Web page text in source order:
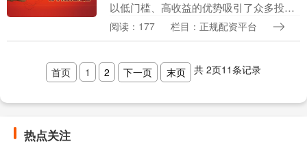
以低门槛、高收益的优势吸引了众多投资
者的目光。 * **正规资质：**拥有合法经营
阅读：177 栏目：正规配资平台
首页 1 2 下一页 末页 共 2页11条记录
热点关注